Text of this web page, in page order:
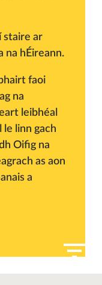
staire ar
na hÉireann.
faoi
na
leibhéal
le linn gach
Oifig na
as aon
a